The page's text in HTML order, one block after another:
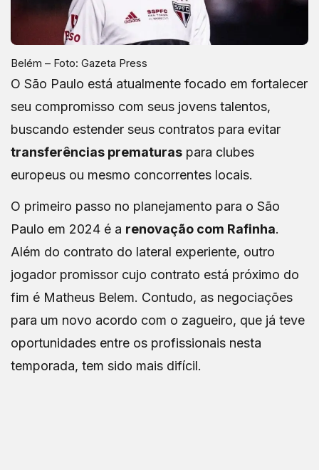
Belém – Foto: Gazeta Press
O São Paulo está atualmente focado em fortalecer
seu compromisso com seus jovens talentos,
buscando estender seus contratos para evitar
transferências prematuras para clubes
europeus ou mesmo concorrentes locais.
O primeiro passo no planejamento para o São
Paulo em 2024 é a renovação com Rafinha.
Além do contrato do lateral experiente, outro
jogador promissor cujo contrato está próximo do
fim é Matheus Belem. Contudo, as negociações
para um novo acordo com o zagueiro, que já teve
oportunidades entre os profissionais nesta
temporada, tem sido mais difícil.